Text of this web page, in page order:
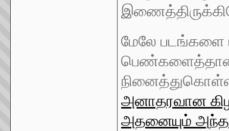
மேலே படங்களை
பெண்களைத்தான்
அனாதரவான
அதனையும் அந்த